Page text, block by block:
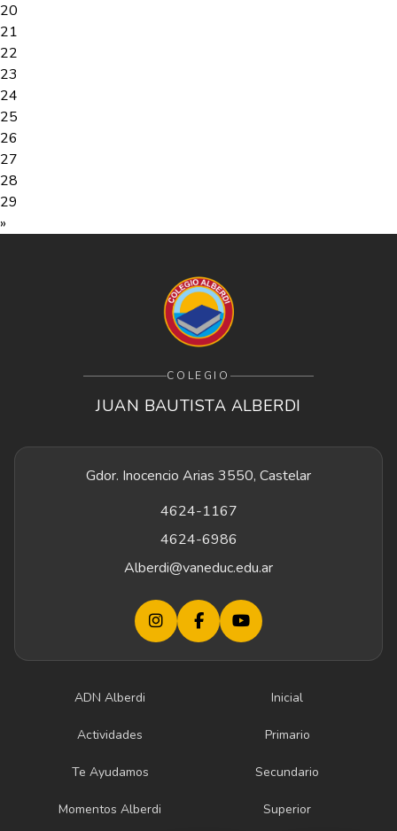
20
21
22
23
24
25
26
27
28
29
»
COLEGIO
JUAN BAUTISTA ALBERDI
Gdor. Inocencio Arias 3550, Castelar
4624-1167
4624-6986
Alberdi@vaneduc.edu.ar
ADN Alberdi Inicial
Actividades Primario
Te Ayudamos Secundario
Momentos Alberdi Superior